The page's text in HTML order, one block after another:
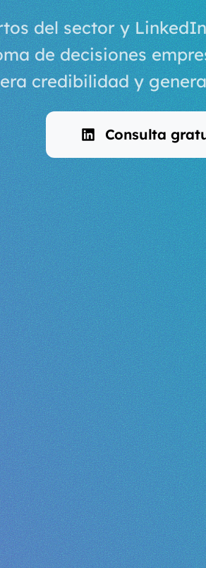
del sector y
de decisiones
credibilidad y
Consulta